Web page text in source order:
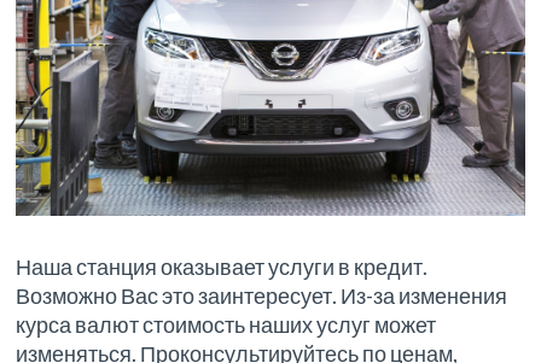
Наша станция оказывает услуги в кредит.
Возможно Вас это заинтересует. Из-за изменения
курса валют стоимость наших услуг может
изменяться. Проконсультируйтесь по ценам,